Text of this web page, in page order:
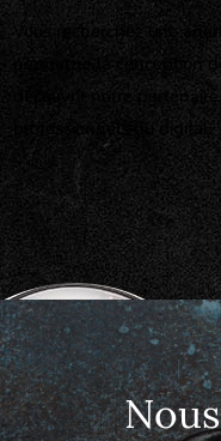
Vous recherchez une
permettre la conception
découvrir notre
professionnels du digital.